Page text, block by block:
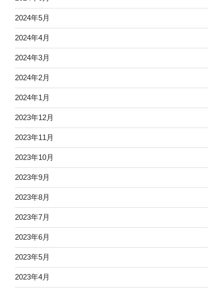
2024年5月
2024年4月
2024年3月
2024年2月
2024年1月
2023年12月
2023年11月
2023年10月
2023年9月
2023年8月
2023年7月
2023年6月
2023年5月
2023年4月